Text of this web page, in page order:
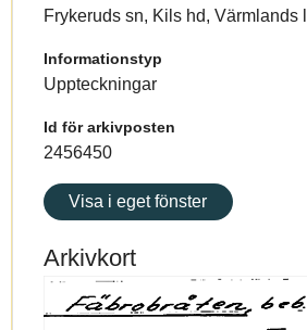
Frykeruds sn, Kils hd, Värmlands
Informationstyp
Uppteckningar
Id för arkivposten
2456450
Visa i eget fönster
Arkivkort